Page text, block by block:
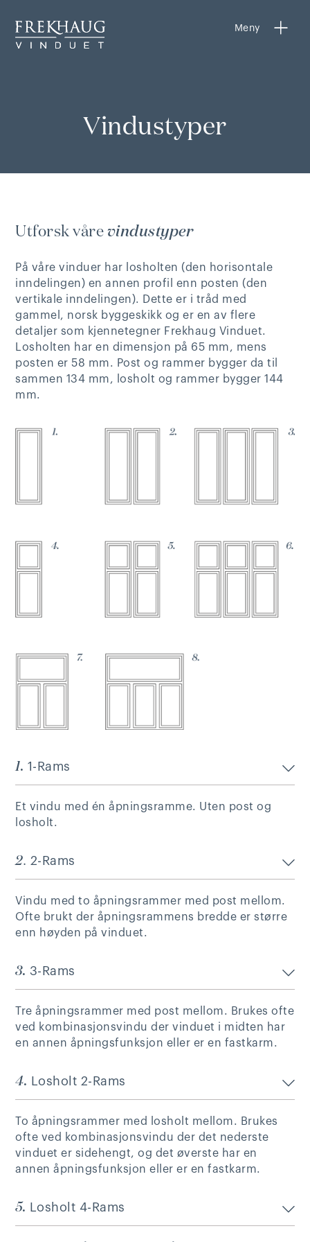
Meny
Meny
Vindustyper
Utforsk våre vindustyper
På våre vinduer har losholten (den horisontale
inndelingen) en annen profil enn posten (den
vertikale inndelingen). Dette er i tråd med
gammel, norsk byggeskikk og er en av flere
detaljer som kjennetegner Frekhaug Vinduet.
Losholten har en dimensjon på 65 mm, mens
posten er 58 mm. Post og rammer bygger da til
sammen 134 mm, losholt og rammer bygger 144
mm.
1. 1-Rams
Et vindu med én åpningsramme. Uten post og
losholt.
2. 2-Rams
Vindu med to åpningsrammer med post mellom.
Ofte brukt der åpningsrammens bredde er større
enn høyden på vinduet.
3. 3-Rams
Tre åpningsrammer med post mellom. Brukes ofte
ved kombinasjonsvindu der vinduet i midten har
en annen åpningsfunksjon eller er en fastkarm.
4. Losholt 2-Rams
To åpningsrammer med losholt mellom. Brukes
ofte ved kombinasjonsvindu der det nederste
vinduet er sidehengt, og det øverste har en
annen åpningsfunksjon eller er en fastkarm.
5. Losholt 4-Rams